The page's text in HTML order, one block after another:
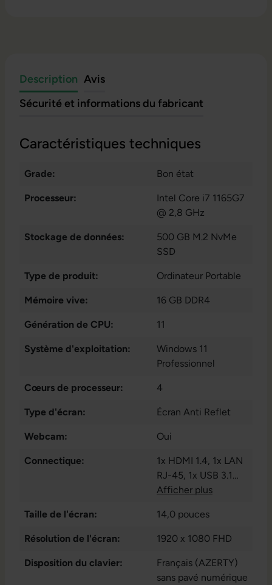
Description Avis
Sécurité et informations du fabricant
Caractéristiques techniques
Grade: Bon état
Processeur:
Intel Core i7 1165G7
@ 2,8 GHz
Stockage de données:
500 GB M.2 NvMe
SSD
Type de produit: Ordinateur Portable
Mémoire vive: 16 GB DDR4
Génération de CPU: 11
Système d'exploitation:
Windows 11
Professionnel
Cœurs de processeur: 4
Type d'écran: Écran Anti Reflet
Webcam: Oui
Connectique: 1x HDMI 1.4, 1x LAN
RJ-45, 1x USB 3.1
Gen 1 Typ-C, 1x
combo 3.5 mm
USB 3.1 Gen 1 Type
A
Afficher plus
Taille de l'écran: 14,0 pouces
Résolution de l'écran: 1920 x 1080 FHD
Disposition du clavier:
Français (AZERTY)
sans pavé numérique